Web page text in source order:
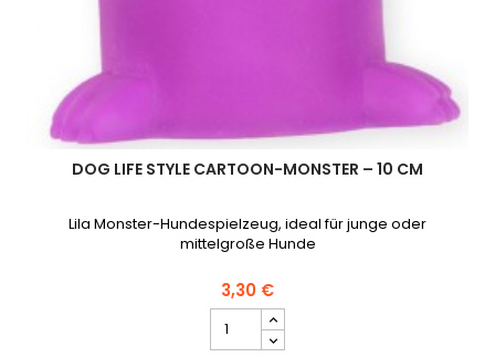
DOG LIFE STYLE CARTOON-MONSTER – 10 CM
Lila Monster-Hundespielzeug, ideal für junge oder
mittelgroße Hunde
3,30 €
LIFE